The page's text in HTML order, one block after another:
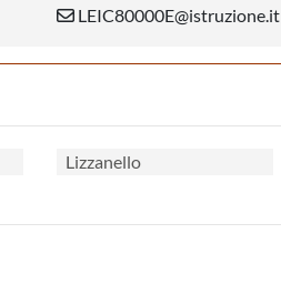
LEIC80000E@istruzione.it
Lizzanello